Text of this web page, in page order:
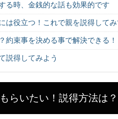
る時、金銭的な話も効果的です
は役立つ！これで親を説得してみ
約束事を決める事で解決できる！
説得してみよう
らいたい！説得方法は？